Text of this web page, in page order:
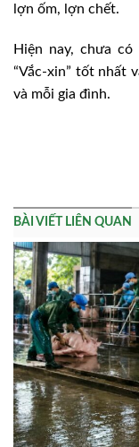
lợn ốm, lợn chết.
Hiện nay, chưa
“Vắc-xin” tốt nhất
và mỗi gia đình.
BÀI VIẾT LIÊN QUAN